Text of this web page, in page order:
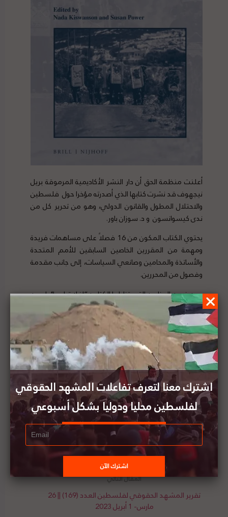
أعلنت منظمة الحق أن دار النشر الأكاديمية المرموقة بريل
نيجهوف قد نشرت كتابها الذي أصدرته مؤخرا حول فلسطين
والاحتلال المطول والقانون الدولي، وهو من تحرير كل من
ندى كيسوانسون و د. سوزان باور.
يحتوي الكتاب المكون من 16 فصلاً على مساهمات فريدة
ومهمة من المقررين الخاصين السابقين للأمم المتحدة
والأساتذة والمحامين وصانعي السياسات، إلى جانب مقدمة
وفصول من المحررين.
ومن ضمن العناوين التي تناولها الكتاب: “إفلات إسرائيل من
القواعد القطعية”، و”الغزو الإسرائيلي غير المشروع
لفلسطين عام 1967″، و “احتلال فلسطين من عدسة
TWAIL” و”القضاء الجنائي في ظل الاحتلال: اتفاقيات
أوسلو والمحكمة الجنائية الدولية” ، و “استخدام إسرائيل
لنظام القضاء العسكري كأداة ضم”.
لتفاصيل الكتاب ومصدره الأصلي،
أعلن مركز الحق للقانون الدولي التطبيقي عن فتح
الباب لتقديم الطلبات لبرنامج المدرسة الصيفية لعام
2023
تقرير المشهد الحقوقي لفلسطين العدد (169) || 26
مارس- 1 أبريل 2023
اشترك معنا لتعرف تفاعلات المشهد الحقوقي
لفلسطين محليا ودوليا بشكل أسبوعي